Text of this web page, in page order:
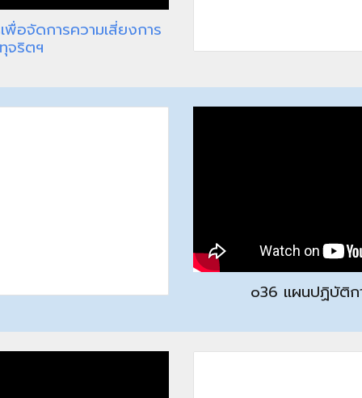
พื่อจัดการความเสี่ยงการ
ทุจริตฯ
o36 แผนปฏิบัติก